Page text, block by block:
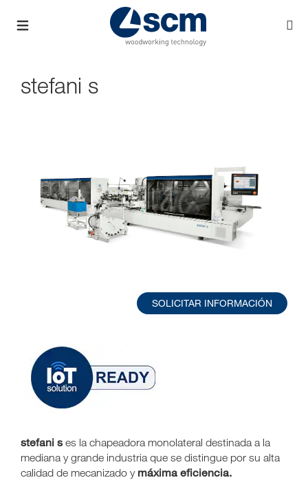
stefani s
SOLICITAR INFORMACIÓN
stefani ses la chapeadora monolateral destinada a la
mediana y grande industria que se distingue por su alta
calidad de mecanizado y máxima eficiencia.